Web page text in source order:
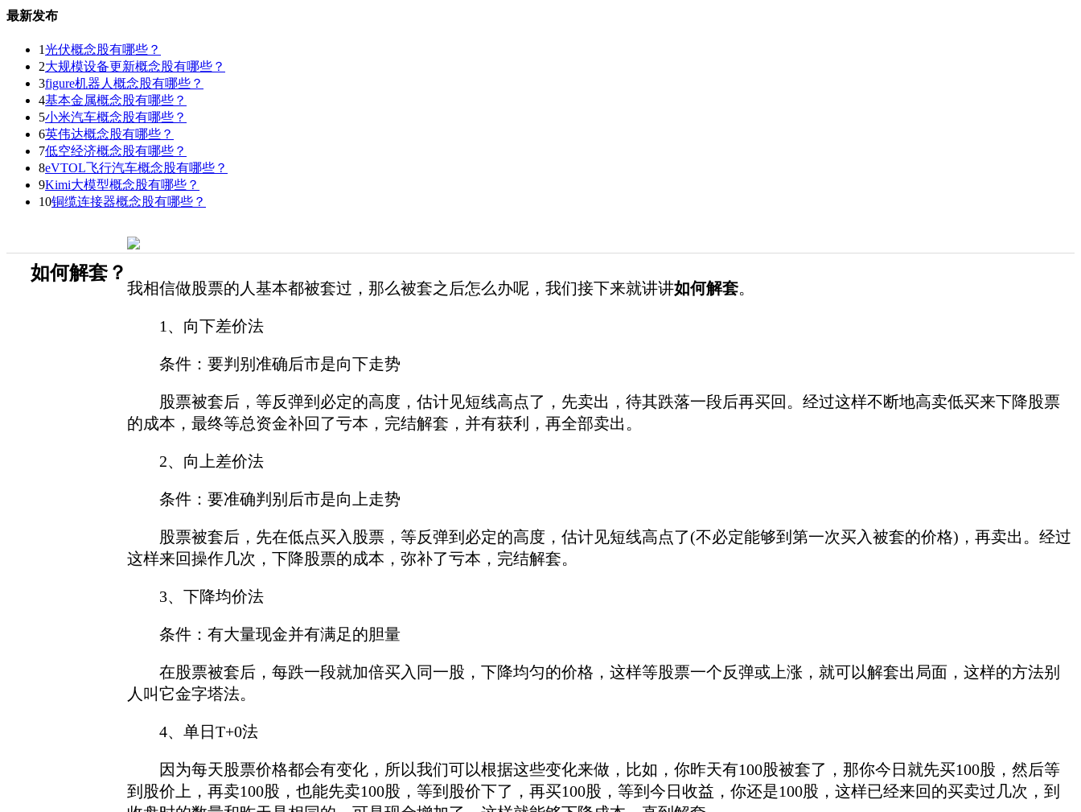
最新发布
1光伏概念股有哪些？
2大规模设备更新概念股有哪些？
3figure机器人概念股有哪些？
4基本金属概念股有哪些？
5小米汽车概念股有哪些？
6英伟达概念股有哪些？
7低空经济概念股有哪些？
8eVTOL飞行汽车概念股有哪些？
9Kimi大模型概念股有哪些？
10铜缆连接器概念股有哪些？
如何解套？
我相信做股票的人基本都被套过，那么被套之后怎么办呢，我们接下来就讲讲如何解套。
1、向下差价法
条件：要判别准确后市是向下走势
股票被套后，等反弹到必定的高度，估计见短线高点了，先卖出，待其跌落一段后再买回。经过这样不断地高卖低买来下降股票
的成本，最终等总资金补回了亏本，完结解套，并有获利，再全部卖出。
2、向上差价法
条件：要准确判别后市是向上走势
股票被套后，先在低点买入股票，等反弹到必定的高度，估计见短线高点了(不必定能够到第一次买入被套的价格)，再卖出。经过
这样来回操作几次，下降股票的成本，弥补了亏本，完结解套。
3、下降均价法
条件：有大量现金并有满足的胆量
在股票被套后，每跌一段就加倍买入同一股，下降均匀的价格，这样等股票一个反弹或上涨，就可以解套出局面，这样的方法别
人叫它金字塔法。
4、单日T+0法
因为每天股票价格都会有变化，所以我们可以根据这些变化来做，比如，你昨天有100股被套了，那你今日就先买100股，然后等
到股价上，再卖100股，也能先卖100股，等到股价下了，再买100股，等到今日收益，你还是100股，这样已经来回的买卖过几次，到